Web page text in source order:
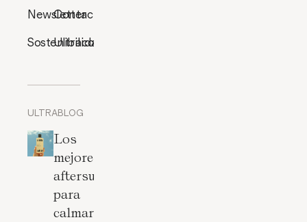
Newsletter
Contacto
Sostenibilidad
Ultracosmética
ULTRABLOG
Los
mejores
aftersun
para
calmar